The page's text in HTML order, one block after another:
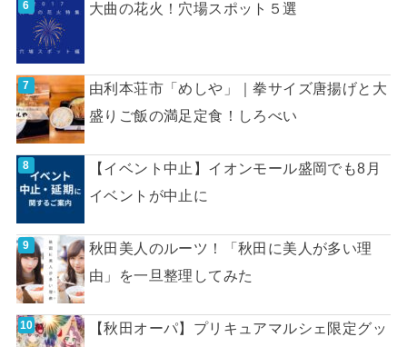
大曲の花火！穴場スポット５選
由利本荘市「めしや」｜拳サイズ唐揚げと大
盛りご飯の満足定食！しろべい
【イベント中止】イオンモール盛岡でも8月
イベントが中止に
秋田美人のルーツ！「秋田に美人が多い理
由」を一旦整理してみた
【秋田オーパ】プリキュアマルシェ限定グッ